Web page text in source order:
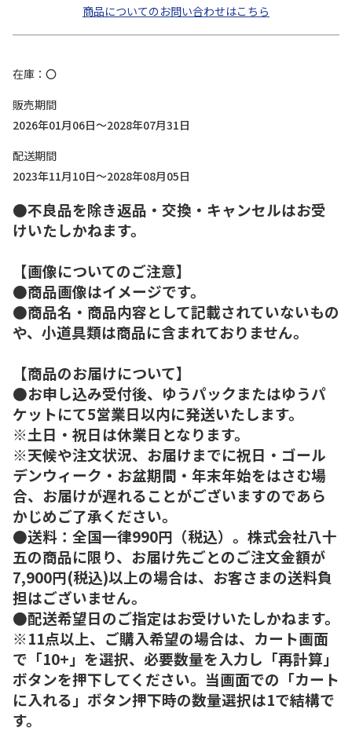
商品についてのお問い合わせはこちら
在庫
〇
販売期間
2026年01月06日～2028年07月31日
配送期間
2023年11月10日～2028年08月05日
●不良品を除き返品・交換・キャンセルはお受
けいたしかねます。
【画像についてのご注意】
●商品画像はイメージです。
●商品名・商品内容として記載されていないもの
や、小道具類は商品に含まれておりません。
【商品のお届けについて】
●お申し込み受付後、ゆうパックまたはゆうパ
ケットにて5営業日以内に発送いたします。
※土日・祝日は休業日となります。
※天候や注文状況、お届けまでに祝日・ゴール
デンウィーク・お盆期間・年末年始をはさむ場
合、お届けが遅れることがございますのであら
かじめご了承ください。
●送料：全国一律990円（税込）。株式会社八十
五の商品に限り、お届け先ごとのご注文金額が
7,900円(税込)以上の場合は、お客さまの送料負
担はございません。
●配送希望日のご指定はお受けいたしかねます。
※11点以上、ご購入希望の場合は、カート画面
で「10+」を選択、必要数量を入力し「再計算」
ボタンを押下してください。当画面での「カート
に入れる」ボタン押下時の数量選択は1で結構で
す。